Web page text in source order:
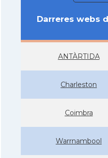
Darreres webs
ANTÀRTIDA
Charleston
Coimbra
Warrnambool